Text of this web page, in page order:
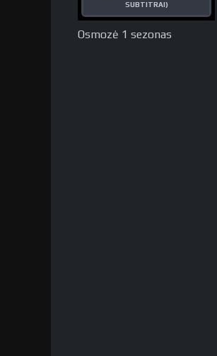
Osmozė 1 sezonas
SUBTITRAI)